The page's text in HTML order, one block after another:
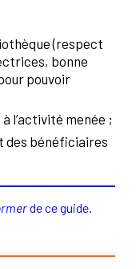
(respect
bonne
pouvoir
l’activité menée ;
des bénéficiaires
de ce guide.